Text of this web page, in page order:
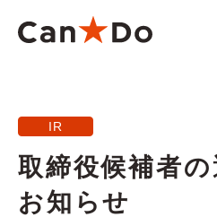
お知らせ
商品情報
IR
取締役候補者
お知らせ